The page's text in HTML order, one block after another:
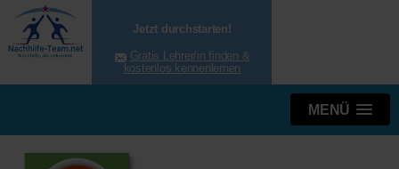
Jetzt durchstarten!
Gratis Lehrer/in finden &
kostenlos kennenlernen
MENÜ